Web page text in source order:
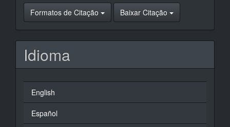
Formatos de Citação Baixar Citação
Idioma
English
Español